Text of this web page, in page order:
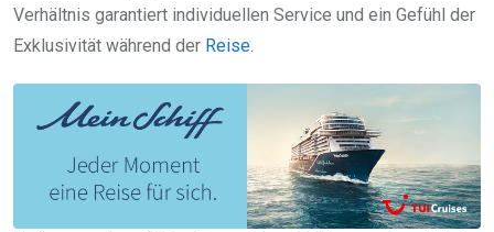
Verhältnis garantiert individuellen Service und ein Gefühl der
Exklusivität während der Reise.